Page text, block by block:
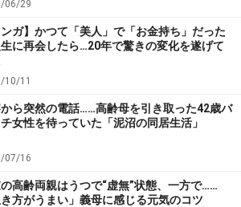
はいられない。だけど子どもたちの
考えれば退職はできない。ずっと悩
たと。気丈な夫が涙ぐんでいた。
えてないとアミは思っているだろ
いると息がつまる。自分の人生を他
しか思えなかった』って。私の本音
言ってるんじゃないよ。誰だってつら
るし、毎日、行きたくもないけど会
』です。私だって職場の人間関係、
06/29
ンガ】かつて「美人」で「お金持ち」だった
生に再会したら…20年で驚きの変化を遂げて
10/11
ら突然の電話……高齢母を引き取った42歳バ
女性を待っていた「泥沼の同居生活」
07/16
高齢両親はうつで“虚無”状態、一方で……
き方がうまい」義母に感じる元気のコツ